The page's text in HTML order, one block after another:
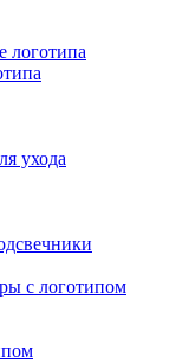
логотипа
ухода
с логотипом